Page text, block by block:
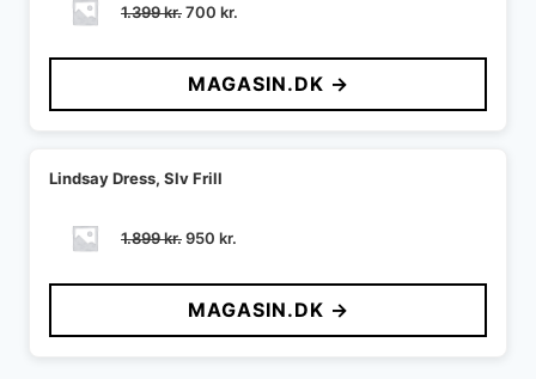
1.399kr.Den
pris
var:
1.399 kr..
700 kr.
pris
er:
700 kr..
MAGASIN.DK →
Lindsay Dress, Slv Frill
1.899kr.Den
pris
var:
1.899 kr..
950 kr.
pris
er:
950 kr..
MAGASIN.DK →